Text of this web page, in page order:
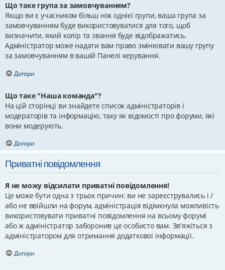
Що таке група за замовчуванням?
Якщо ви є учасником більш ніж однієї групи, ваша група за
замовчуванням буде використовуватися для того, щоб
визначити, який колір та звання буде відображатись.
Адміністратор може надати вам право змінювати вашу групу
за замовчуванням в вашій Панелі керування.
Догори
Що таке "Наша команда"?
На цій сторінці ви знайдете список адміністраторів і
модераторів та інформацію, таку як відомості про форуми, які
вони модерують.
Догори
Приватні повідомлення
Я не можу відсилати приватні повідомлення!
Це може бути одна з трьох причин: ви не зареєструвались і /
або не ввійшли на форум, адміністрація відімкнула можливість
використовувати приватні повідомлення на всьому форумі
або ж адміністратор заборонив це особисто вам. Зв'яжіться з
адміністратором для отримання додаткової інформації.
Догори